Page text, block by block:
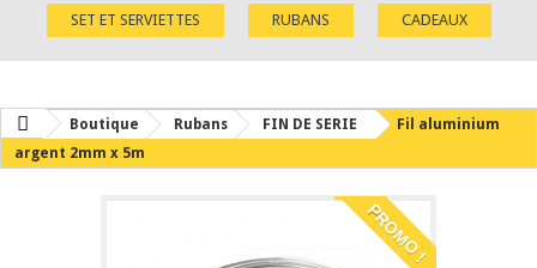
SET ET SERVIETTES RUBANS CADEAUX
Boutique Rubans FIN DE SERIE
Fil aluminium
argent 2mm x 5m
PROMO !